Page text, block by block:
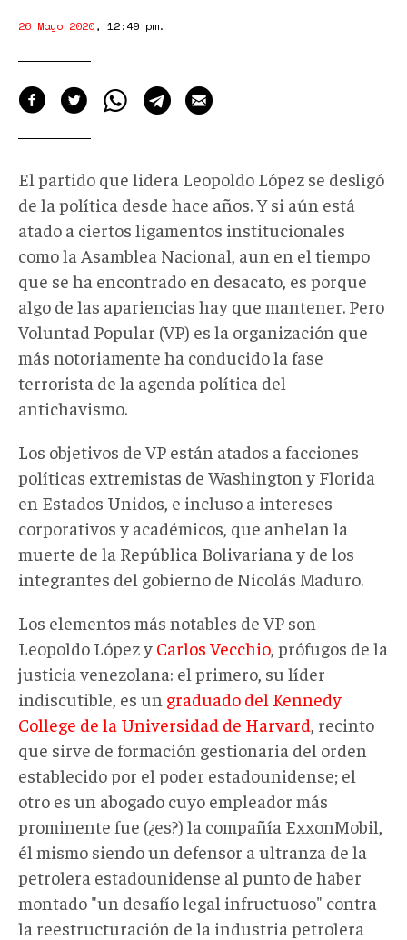
26 Mayo 2020, 12:49 pm.
El partido que lidera Leopoldo López se desligó
de la política desde hace años. Y si aún está
atado a ciertos ligamentos institucionales
como la Asamblea Nacional, aun en el tiempo
que se ha encontrado en desacato, es porque
algo de las apariencias hay que mantener. Pero
Voluntad Popular (VP) es la organización que
más notoriamente ha conducido la fase
terrorista de la agenda política del
antichavismo.
Los objetivos de VP están atados a facciones
políticas extremistas de Washington y Florida
en Estados Unidos, e incluso a intereses
corporativos y académicos, que anhelan la
muerte de la República Bolivariana y de los
integrantes del gobierno de Nicolás Maduro.
Los elementos más notables de VP son
Leopoldo López y Carlos Vecchio , prófugos de la
justicia venezolana: el primero, su líder
indiscutible, es un graduado del Kennedy
College de la Universidad de Harvard , recinto
que sirve de formación gestionaria del orden
establecido por el poder estadounidense; el
otro es un abogado cuyo empleador más
prominente fue (¿es?) la compañía ExxonMobil,
él mismo siendo un defensor a ultranza de la
petrolera estadounidense al punto de haber
montado "un desafío legal infructuoso" contra
la reestructuración de la industria petrolera